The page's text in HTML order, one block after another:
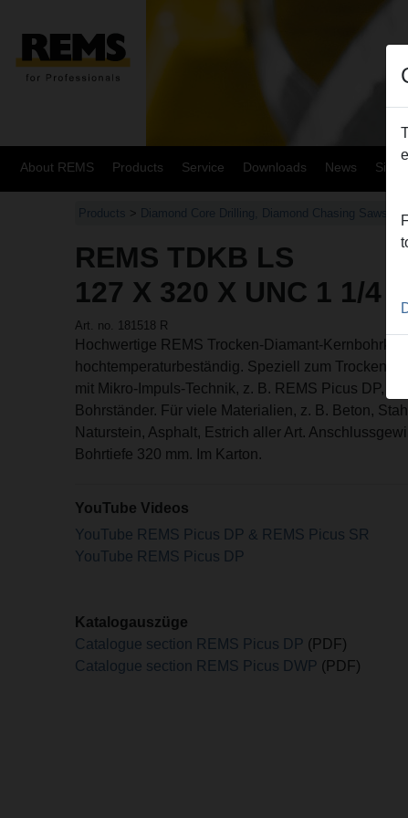
About REMS Products Service Downloads News
Products > Diamond Core Drilling, Diamond Chasing Saws >
REMS TDKB LS
127 X 320 X UNC 1 1/4
Art. no. 181518 R
Hochwertige REMS Trocken-Diamant-
hochtemperaturbeständig. Speziell zum
mit Mikro-Impuls-Technik, z. B. REMS Picus DP,
Bohrständer. Für viele Materialien, z. B. Beton,
Naturstein, Asphalt, Estrich aller Art.
Bohrtiefe 320 mm. Im Karton.
YouTube Videos
YouTube REMS Picus DP & REMS Picus SR
YouTube REMS Picus DP
Katalogauszüge
Catalogue section REMS Picus DP (PDF)
Catalogue section REMS Picus DWP (PDF)